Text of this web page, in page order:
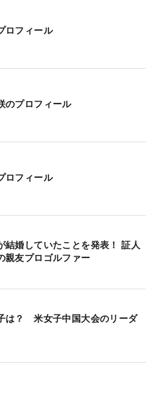
ロフィール
のプロフィール
ロフィール
結婚していたことを発表！ 証人
親友プロゴルファー
は？ 米女子中国大会のリーダ